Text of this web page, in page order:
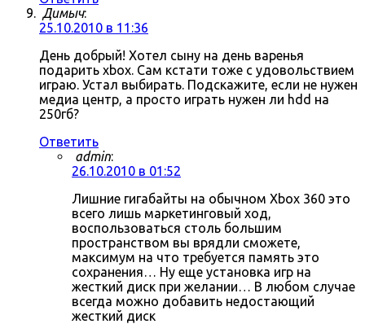
Димыч:
25.10.2010 в 11:36
День добрый! Хотел сыну на день варенья
подарить xbox. Сам кстати тоже с удовольствием
играю. Устал выбирать. Подскажите, если не нужен
медиа центр, а просто играть нужен ли hdd на
250гб?
Ответить
admin:
26.10.2010 в 01:52
Лишние гигабайты на обычном Xbox 360 это
всего лишь маркетинговый ход,
воспользоваться столь большим
пространством вы врядли сможете,
максимум на что требуется память это
сохранения… Ну еще установка игр на
жесткий диск при желании… В любом случае
всегда можно добавить недостающий
жесткий диск